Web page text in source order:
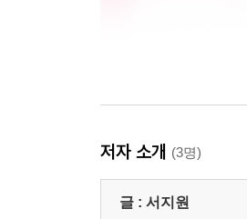
저자 소개 (3명)
글 : 서지원